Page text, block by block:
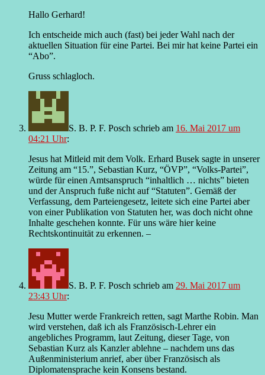
Hallo Gerhard!
Ich entscheide mich auch (fast) bei jeder Wahl nach der
aktuellen Situation für eine Partei. Bei mir hat keine Partei ein
“Abo”.
Gruss schlagloch.
S. B. P. F. Posch schrieb am 16. Mai 2017 um
04:21 Uhr:
Jesus hat Mitleid mit dem Volk. Erhard Busek sagte in unserer
Zeitung am “15.”, Sebastian Kurz, “ÖVP”, “Volks-Partei”,
würde für einen Amtsanspruch “inhaltlich … nichts” bieten
und der Anspruch fuße nicht auf “Statuten”. Gemäß der
Verfassung, dem Parteiengesetz, leitete sich eine Partei aber
von einer Publikation von Statuten her, was doch nicht ohne
Inhalte geschehen konnte. Für uns wäre hier keine
Rechtskontinuität zu erkennen. –
S. B. P. F. Posch schrieb am 29. Mai 2017 um
23:43 Uhr:
Jesu Mutter werde Frankreich retten, sagt Marthe Robin. Man
wird verstehen, daß ich als Französisch-Lehrer ein
angebliches Programm, laut Zeitung, dieser Tage, von
Sebastian Kurz als Kanzler ablehne – nachdem uns das
Außenministerium anrief, aber über Französisch als
Diplomatensprache kein Konsens bestand.